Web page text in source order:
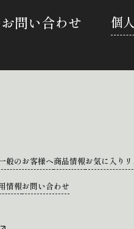
問い合わせ 個
般のお客様へ商品情報お気に入りリ
情報お問い合わせ